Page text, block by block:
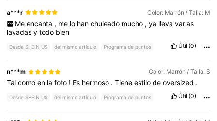
a***r Color: Marrón / Talla: M
Me encanta , me lo han chuleado mucho , ya lleva varias
lavadasytodo bien
Desde SHEIN US del mismo artículo Programa de puntos Útil (0)
n***m Color: Marrón / Talla: S
Talcomoen lafoto ! Es hermoso .Tieneestilodeoversized .
Desde SHEIN US del mismo artículo Programa de puntos Útil (0)